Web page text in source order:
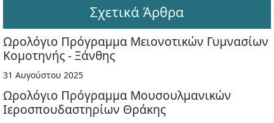
Σχετικά Άρθρα
Ωρολόγιο Πρόγραμμα Μειονοτικών Γυμνασίων
Κομοτηνής - Ξάνθης
31 Αυγούστου 2025
Ωρολόγιο Πρόγραμμα Μουσουλμανικών
Ιεροσπουδαστηρίων Θράκης